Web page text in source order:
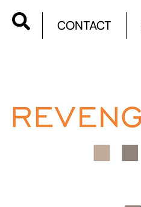
CONTACT